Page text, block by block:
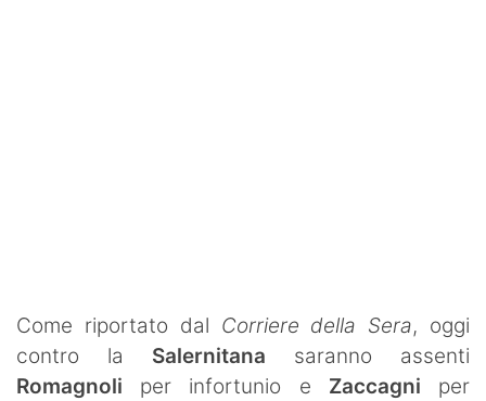
SHOP LAZIO
Contatti
Come riportato dal Corriere della Sera, oggi
contro la Salernitana saranno assenti
Romagnoli per infortunio e Zaccagni per